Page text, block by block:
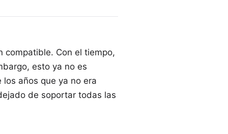
compatible. Con el tiempo,
esto ya no es
años que ya no era
de soportar todas las